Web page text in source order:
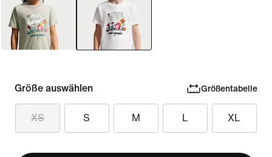
Größe auswählen Größentabelle
XS S M L XL